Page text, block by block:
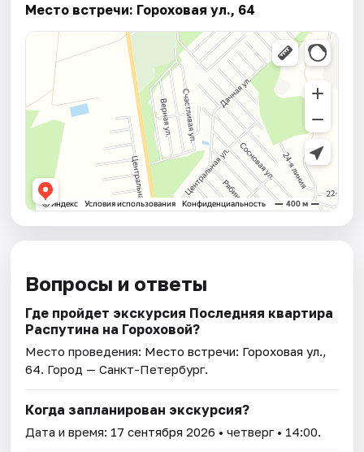
Место встречи: Гороховая ул., 64
Вопросы и ответы
Где пройдет экскурсия Последняя квартира
Распутина на Гороховой?
Место проведения: Место встречи: Гороховая ул.,
64. Город — Санкт-Петербург.
Когда запланирован экскурсия?
Дата и время: 17 сентября 2026 • четверг • 14:00.